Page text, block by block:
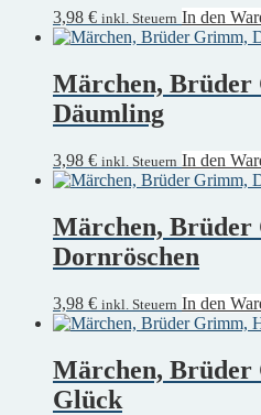
3,98 € inkl. Steuern In den
Märchen, Brüder
Däumling
3,98 € inkl. Steuern In den
Märchen, Brüder
Dornröschen
3,98 € inkl. Steuern In den
Märchen, Brüder
Glück